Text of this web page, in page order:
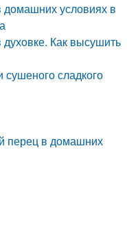
домашних условиях в
Как высушить
сушеного сладкого
перец в домашних